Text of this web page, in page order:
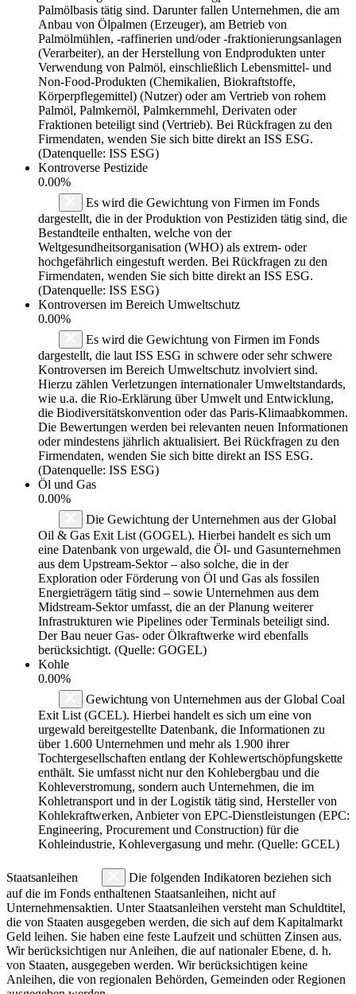
Palmölbasis tätig sind. Darunter fallen Unternehmen, die am
Anbau von Ölpalmen (Erzeuger), am Betrieb von
Palmölmühlen, -raffinerien und/oder -fraktionierungsanlagen
(Verarbeiter), an der Herstellung von Endprodukten unter
Verwendung von Palmöl, einschließlich Lebensmittel- und
Non-Food-Produkten (Chemikalien, Biokraftstoffe,
Körperpflegemittel) (Nutzer) oder am Vertrieb von rohem
Palmöl, Palmkernöl, Palmkernmehl, Derivaten oder
Fraktionen beteiligt sind (Vertrieb). Bei Rückfragen zu den
Firmendaten, wenden Sie sich bitte direkt an ISS ESG.
(Datenquelle: ISS ESG)
Kontroverse Pestizide
0.00%
Es wird die Gewichtung von Firmen im Fonds
dargestellt, die in der Produktion von Pestiziden tätig sind, die
Bestandteile enthalten, welche von der
Weltgesundheitsorganisation (WHO) als extrem- oder
hochgefährlich eingestuft werden. Bei Rückfragen zu den
Firmendaten, wenden Sie sich bitte direkt an ISS ESG.
(Datenquelle: ISS ESG)
Kontroversen im Bereich Umweltschutz
0.00%
Es wird die Gewichtung von Firmen im Fonds
dargestellt, die laut ISS ESG in schwere oder sehr schwere
Kontroversen im Bereich Umweltschutz involviert sind.
Hierzu zählen Verletzungen internationaler Umweltstandards,
wie u.a. die Rio-Erklärung über Umwelt und Entwicklung,
die Biodiversitätskonvention oder das Paris-Klimaabkommen.
Die Bewertungen werden bei relevanten neuen Informationen
oder mindestens jährlich aktualisiert. Bei Rückfragen zu den
Firmendaten, wenden Sie sich bitte direkt an ISS ESG.
(Datenquelle: ISS ESG)
Öl und Gas
0.00%
Die Gewichtung der Unternehmen aus der Global
Oil & Gas Exit List (GOGEL). Hierbei handelt es sich um
eine Datenbank von urgewald, die Öl- und Gasunternehmen
aus dem Upstream-Sektor – also solche, die in der
Exploration oder Förderung von Öl und Gas als fossilen
Energieträgern tätig sind – sowie Unternehmen aus dem
Midstream-Sektor umfasst, die an der Planung weiterer
Infrastrukturen wie Pipelines oder Terminals beteiligt sind.
Der Bau neuer Gas- oder Ölkraftwerke wird ebenfalls
berücksichtigt. (Quelle: GOGEL)
Kohle
0.00%
Gewichtung von Unternehmen aus der Global Coal
Exit List (GCEL). Hierbei handelt es sich um eine von
urgewald bereitgestellte Datenbank, die Informationen zu
über 1.600 Unternehmen und mehr als 1.900 ihrer
Tochtergesellschaften entlang der Kohlewertschöpfungskette
enthält. Sie umfasst nicht nur den Kohlebergbau und die
Kohleverstromung, sondern auch Unternehmen, die im
Kohletransport und in der Logistik tätig sind, Hersteller von
Kohlekraftwerken, Anbieter von EPC-Dienstleistungen (EPC:
Engineering, Procurement und Construction) für die
Kohleindustrie, Kohlevergasung und mehr. (Quelle: GCEL)
Staatsanleihen
Die folgenden Indikatoren beziehen sich
auf die im Fonds enthaltenen Staatsanleihen, nicht auf
Unternehmensaktien. Unter Staatsanleihen versteht man Schuldtitel,
die von Staaten ausgegeben werden, die sich auf dem Kapitalmarkt
Geld leihen. Sie haben eine feste Laufzeit und schütten Zinsen aus.
Wir berücksichtigen nur Anleihen, die auf nationaler Ebene, d. h.
von Staaten, ausgegeben werden. Wir berücksichtigen keine
Anleihen, die von regionalen Behörden, Gemeinden oder Regionen